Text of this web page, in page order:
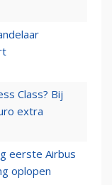
Class? Bij
extra
eerste Airbus
oplopen